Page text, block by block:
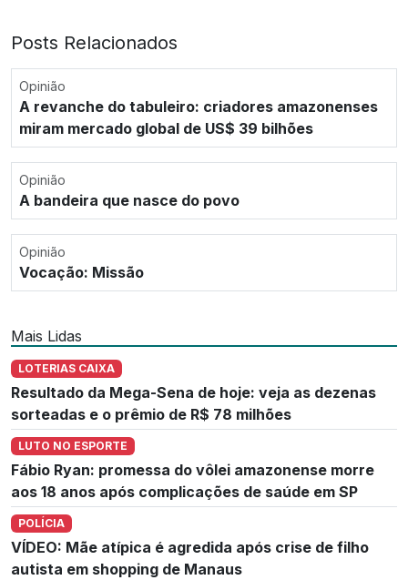
Posts Relacionados
Opinião
A revanche do tabuleiro: criadores amazonenses
miram mercado global de US$ 39 bilhões
Opinião
A bandeira que nasce do povo
Opinião
Vocação: Missão
Mais Lidas
LOTERIAS CAIXA
Resultado da Mega-Sena de hoje: veja as dezenas
sorteadas e o prêmio de R$ 78 milhões
LUTO NO ESPORTE
Fábio Ryan: promessa do vôlei amazonense morre
aos 18 anos após complicações de saúde em SP
POLÍCIA
VÍDEO: Mãe atípica é agredida após crise de filho
autista em shopping de Manaus